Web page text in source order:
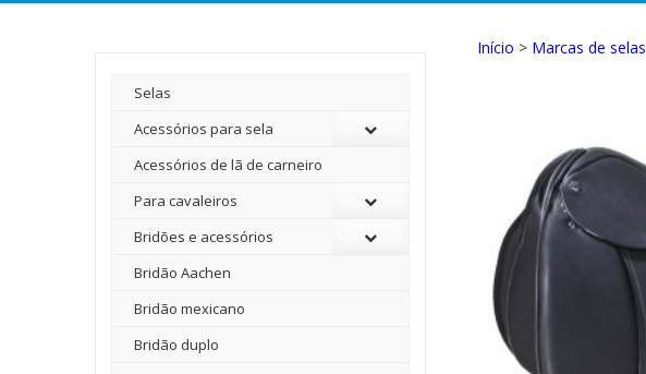
Início > Marcas de selas
Selas
Acessórios para sela
Acessórios de lã de carneiro
Para cavaleiros
Bridões e acessórios
Bridão Aachen
Bridão mexicano
Bridão duplo